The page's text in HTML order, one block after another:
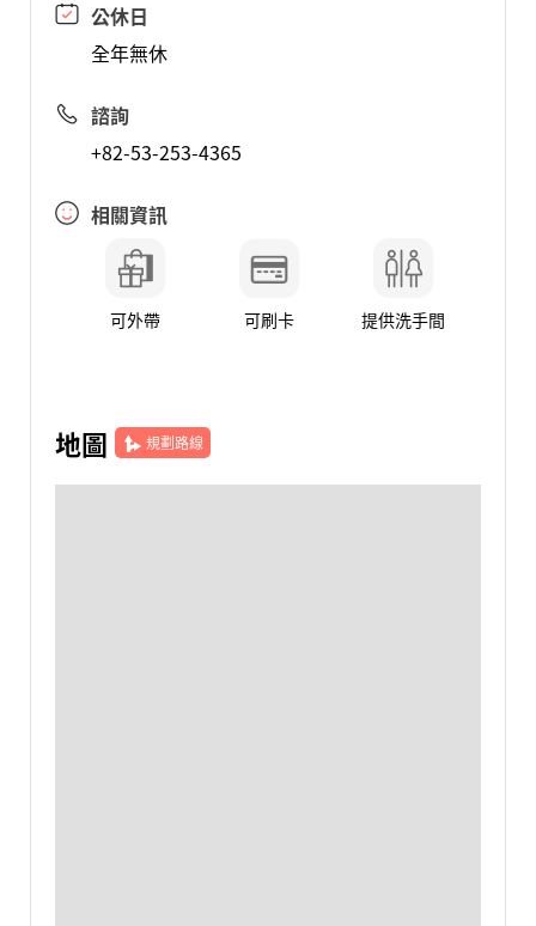
公休日
全年無休
諮詢
+82-53-253-4365
相關資訊
可外帶 可刷卡 提供洗手間
地圖 規劃路線